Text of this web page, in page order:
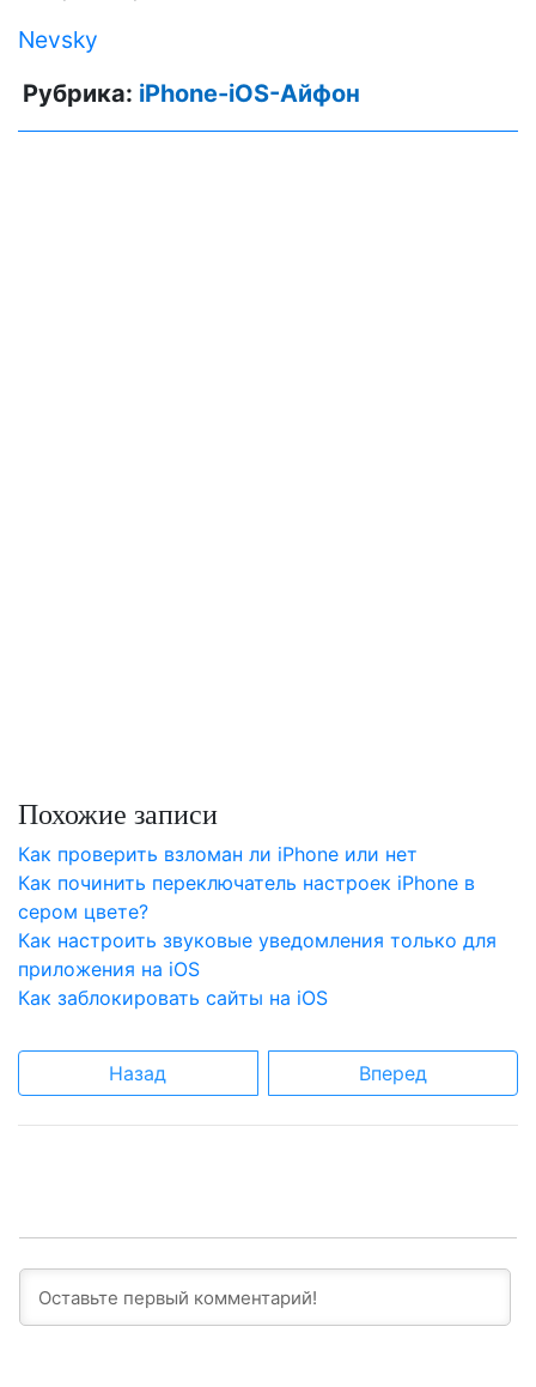
Nevsky
Рубрика: iPhone-iOS-Айфон
Похожие записи
Как проверить взломан ли iPhone или нет
Как починить переключатель настроек iPhone в
сером цвете?
Как настроить звуковые уведомления только для
приложения на iOS
Как заблокировать сайты на iOS
Назад Вперед